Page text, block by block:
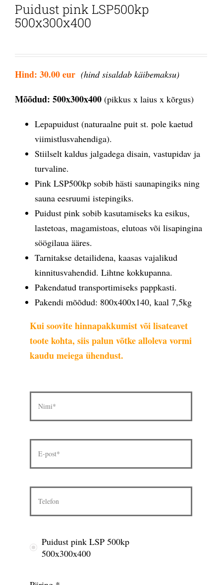
Puidust pink LSP500kp
500x300x400
Hind: 30.00 eur (hind sisaldab käibemaksu)
Mõõdud: 500x300x400 (pikkus x laius x kõrgus)
Lepapuidust (naturaalne puit st. pole kaetud
viimistlusvahendiga).
Stiilselt kaldus jalgadega disain, vastupidav ja
turvaline.
Pink LSP500kp sobib hästi saunapingiks ning
sauna eesruumi istepingiks.
Puidust pink sobib kasutamiseks ka esikus,
lastetoas, magamistoas, elutoas või lisapingina
söögilaua ääres.
Tarnitakse detailidena, kaasas vajalikud
kinnitusvahendid. Lihtne kokkupanna.
Pakendatud transportimiseks pappkasti.
Pakendi mõõdud: 800x400x140, kaal 7,5kg
Kui soovite hinnapakkumist või lisateavet
toote kohta, siis palun võtke alloleva vormi
kaudu meiega ühendust.
Puidust pink LSP 500kp
500x300x400